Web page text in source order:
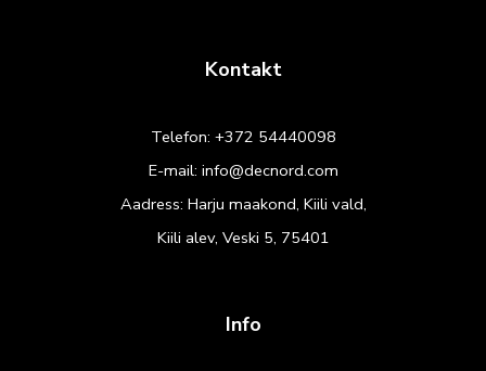
Kontakt
Telefon: +372 54440098
E-mail: info@decnord.com
Aadress: Harju maakond, Kiili vald,
Kiili alev, Veski 5, 75401
Info